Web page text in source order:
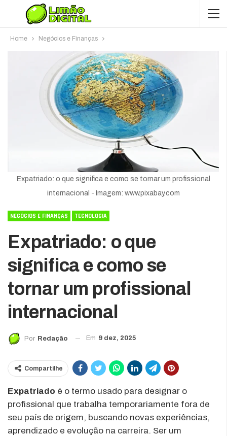
Home Negócios e Finanças
Expatriado: o que significa e como se tornar um profissional
internacional - Imagem: www.pixabay.com
NEGÓCIOS E FINANÇAS TECNOLOGIA
Expatriado: o que
significa e como se
tornar um profissional
internacional
Por Redação Em 9 dez, 2025
Compartilhe
Expatriado é o termo usado para designar o
profissional que trabalha temporariamente fora de
seu país de origem, buscando novas experiências,
aprendizado e evolução na carreira. Ser um